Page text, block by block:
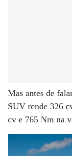
Mas antes de
SUV rende 326
cv e 765 Nm na